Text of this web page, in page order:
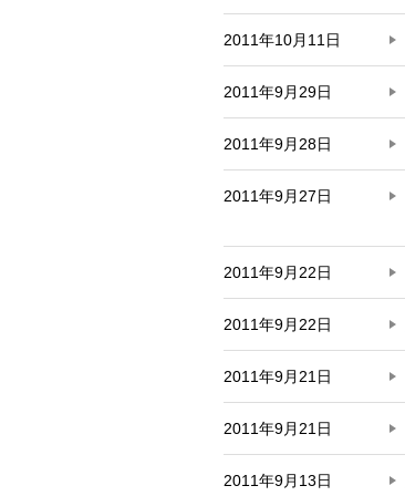
2011年10月11日
2011年9月29日
2011年9月28日
2011年9月27日
2011年9月22日
2011年9月22日
2011年9月21日
2011年9月21日
2011年9月13日